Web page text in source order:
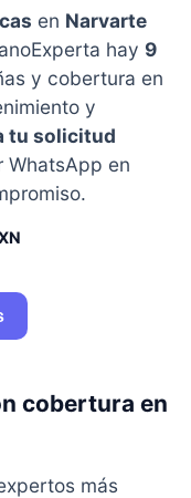
en Narvarte
hay 9
y cobertura en
y
tu solicitud
WhatsApp en
cobertura en
más